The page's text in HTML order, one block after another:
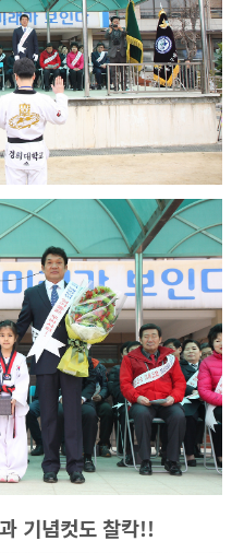
기념컷도 찰칵!!